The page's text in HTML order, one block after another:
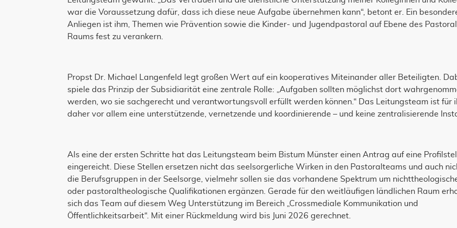
war die Voraussetzung dafür, dass ich diese neue Aufgabe übernehmen kann“, betont er. Ein
Anliegen ist ihm, Themen wie Prävention sowie die Kinder- und Jugendpastoral auf Ebene des
Raums fest zu verankern.
Propst Dr. Michael Langenfeld legt großen Wert auf ein kooperatives Miteinander aller Beteiligten.
spiele das Prinzip der Subsidiarität eine zentrale Rolle: „Aufgaben sollten möglichst dort
werden, wo sie sachgerecht und verantwortungsvoll erfüllt werden können.“ Das Leitungsteam ist für
daher vor allem eine unterstützende, vernetzende und koordinierende – und keine zentralisierende
Als eine der ersten Schritte hat das Leitungsteam beim Bistum Münster einen Antrag auf eine
eingereicht. Diese Stellen ersetzen nicht das seelsorgerliche Wirken in den Pastoralteams und auch
die Berufsgruppen in der Seelsorge, vielmehr sollen sie das vorhandene Spektrum um
oder pastoraltheologische Qualifikationen ergänzen. Gerade für den weitläufigen ländlichen Raum
sich das Team auf diesem Weg Unterstützung im Bereich „Crossmediale Kommunikation und
Öffentlichkeitsarbeit“. Mit einer Rückmeldung wird bis Juni 2026 gerechnet.